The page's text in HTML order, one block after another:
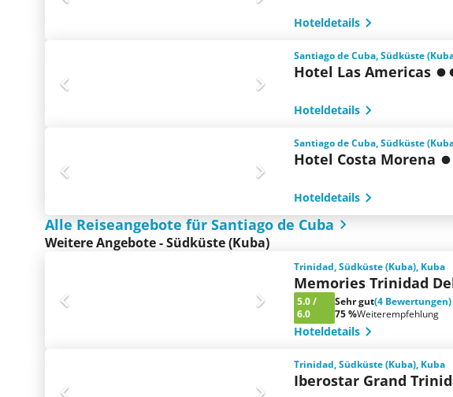
Hoteldetails
Santiago de Cuba, Südküste
Hotel Las Americas
Hoteldetails
Santiago de Cuba, Südküste
Hotel Costa Morena
Hoteldetails
Alle Reiseangebote für Santiago de Cuba
Weitere Angebote - Südküste (Kuba)
Trinidad, Südküste (Kuba), Kuba
Memories Trinidad
5.0/
6.0
Sehr gut(4 Bewertungen)
75 %Weiterempfehlung
Hoteldetails
Trinidad, Südküste (Kuba), Kuba
Iberostar Grand